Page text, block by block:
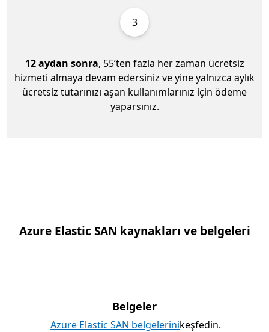
3
12 aydan sonra, 55’ten fazla her zaman ücretsiz
hizmeti almaya devam edersiniz ve yine yalnızca aylık
ücretsiz tutarınızı aşan kullanımlarınız için ödeme
yaparsınız.
Azure Elastic SAN kaynakları ve belgeleri
Belgeler
Azure Elastic SAN belgelerinikeşfedin.